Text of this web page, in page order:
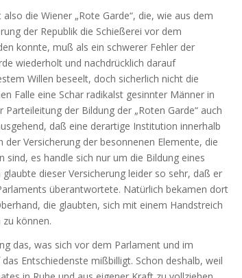
die Wiener „Rote Garde“, die, wie aus dem
der Republik die Schießerei vor dem
konnte, muß als ein schwerer Fehler der
wiederholt und nachdrücklich darauf
Willen beseelt, doch sicherlich nicht die
Falle eine Schar radikalst gesinnter Männer in
der Bildung der „Roten Garde“ auch
daß eine derartige Institution innerhalb
Versicherung der besonnenen Elemente, die
sind, es handle sich nur um die Bildung eines
dieser Versicherung leider so sehr, daß er
überantwortete. Natürlich bekamen dort
die glaubten, sich mit einem Handstreich
können.
was sich vor dem Parlament und im
Entschiedenste mißbilligt. Schon deshalb, weil